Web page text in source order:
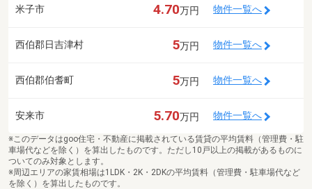
米子市 4.70万円 物件一覧へ
西伯郡日吉津村 5万円 物件一覧へ
西伯郡伯耆町 5万円 物件一覧へ
安来市 5.70万円 物件一覧へ
※このデータはgoo住宅・不動産に掲載されている賃貸の平均賃料（管理費・駐
車場代などを除く）を算出したものです。ただし10戸以上の掲載があるものに
ついてのみ対象とします。
※周辺エリアの家賃相場は1LDK・2K・2DKの平均賃料（管理費・駐車場代など
を除く）を算出したものです。